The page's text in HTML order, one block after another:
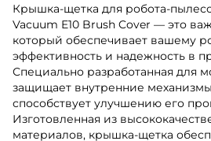
Крышка-щетка для робота-
Vacuum E10 Brush Cover — это
который обеспечивает вашему
эффективность и надежность в
Специально разработанная для
защищает внутренние
способствует улучшению его
Изготовленная из
материалов, крышка-щетка